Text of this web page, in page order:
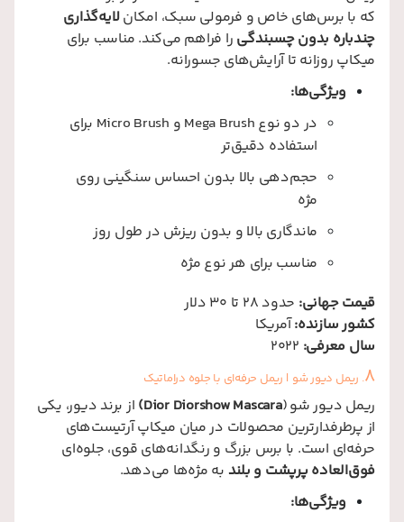
که با برس‌های خاص و فرمولی سبک، امکانلایه‌گذاری
چندباره بدون چسبندگی را فراهم می‌کند. مناسب برای
میکاپ روزانه تا آرایش‌های جسورانه.
ویژگی‌ها:
در دو نوع Mega Brush و Micro Brush برای
استفاده دقیق‌تر
حجم‌دهی بالا بدون احساس سنگینی روی
مژه
ماندگاری بالا و بدون ریزش در طول روز
مناسب برای هر نوع مژه
قیمت جهانی: حدود 28 تا 30 دلار
کشور سازنده:آمریکا
سال معرفی:
8. ریمل دیور شو | ریمل حرفه‌ای با جلوه دراماتیک
ریمل دیور شو (Dior Diorshow Mascara) از برند دیور، یکی
از پرطرفدارترین محصولات در میان میکاپ آرتیست‌های
حرفه‌ای است. با برس بزرگ و رنگدانه‌های قوی، جلوه‌ای
فوق‌العاده پرپشت و بلند به مژه‌ها می‌دهد.
ویژگی‌ها: